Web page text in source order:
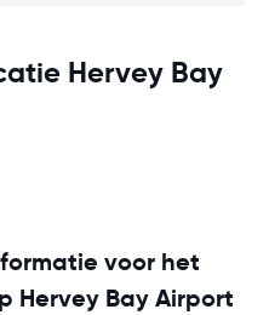
Hervey Bay
voor het
Hervey Bay Airport